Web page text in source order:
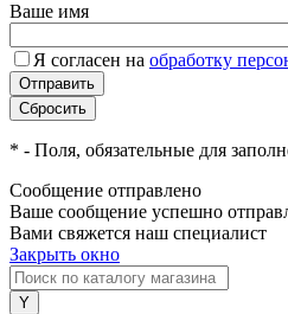
Ваше имя
Я согласен на обработку
* - Поля, обязательные для
Сообщение отправлено
Ваше сообщение успешно
Вами свяжется наш специалист
Закрыть окно